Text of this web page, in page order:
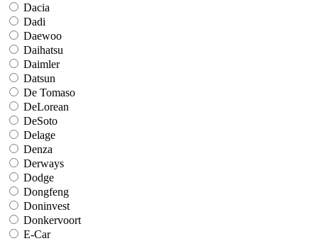
Dacia
Dadi
Daewoo
Daihatsu
Daimler
Datsun
De Tomaso
DeLorean
DeSoto
Delage
Denza
Derways
Dodge
Dongfeng
Doninvest
Donkervoort
E-Car